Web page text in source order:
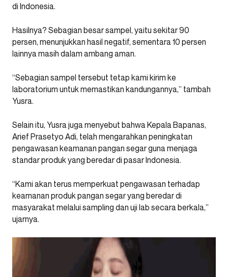
di Indonesia.
Hasilnya? Sebagian besar sampel, yaitu sekitar 90
persen, menunjukkan hasil negatif, sementara 10 persen
lainnya masih dalam ambang aman.
“Sebagian sampel tersebut tetap kami kirim ke
laboratorium untuk memastikan kandungannya,” tambah
Yusra.
Selain itu, Yusra juga menyebut bahwa Kepala Bapanas,
Arief Prasetyo Adi, telah mengarahkan peningkatan
pengawasan keamanan pangan segar guna menjaga
standar produk yang beredar di pasar Indonesia.
“Kami akan terus memperkuat pengawasan terhadap
keamanan produk pangan segar yang beredar di
masyarakat melalui sampling dan uji lab secara berkala,”
ujarnya.